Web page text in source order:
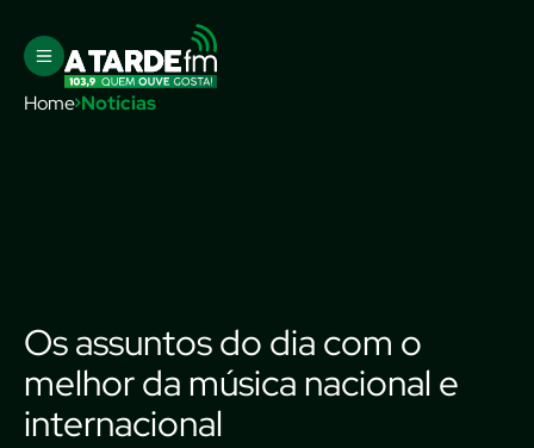
Home Notícias
Os assuntos do dia com o
melhor da música nacional e
internacional